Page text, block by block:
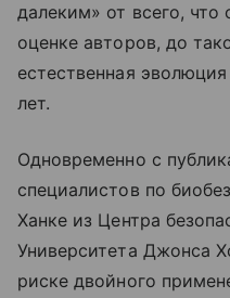
далеким» от всего,
оценке авторов, до
естественная
лет.
Одновременно с
специалистов по
Ханке из Центра
Университета Джонса
риске двойного